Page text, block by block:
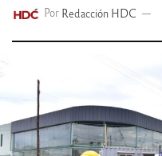
Por Redacción HDC